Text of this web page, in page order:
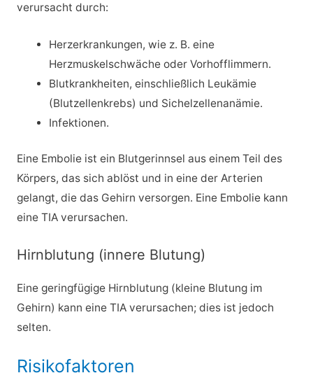
verursacht durch:
Herzerkrankungen, wie z. B. eine
Herzmuskelschwäche oder Vorhofflimmern.
Blutkrankheiten, einschließlich Leukämie
(Blutzellenkrebs) und Sichelzellenanämie.
Infektionen.
Eine Embolie ist ein Blutgerinnsel aus einem Teil des
Körpers, das sich ablöst und in eine der Arterien
gelangt, die das Gehirn versorgen. Eine Embolie kann
eine TIA verursachen.
Hirnblutung (innere Blutung)
Eine geringfügige Hirnblutung (kleine Blutung im
Gehirn) kann eine TIA verursachen; dies ist jedoch
selten.
Risikofaktoren